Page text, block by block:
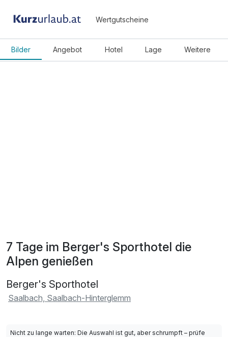
Wertgutscheine
Bilder Angebot Hotel Lage Weitere
7 Tage im Berger's Sporthotel die
Alpen genießen
Berger's Sporthotel
Saalbach, Saalbach-Hinterglemm
Nicht zu lange warten: Die Auswahl ist gut, aber schrumpft – prüfe